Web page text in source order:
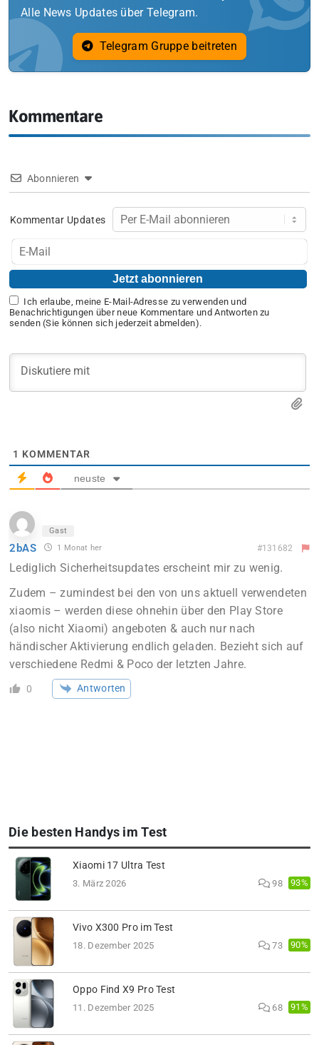
Alle News Updates über Telegram.
Telegram Gruppe beitreten
Kommentare
Abonnieren
Kommentar Updates
Ich erlaube, meine E-Mail-Adresse zu verwenden und
Benachrichtigungen über neue Kommentare und Antworten zu
senden (Sie können sich jederzeit abmelden).
1 KOMMENTAR
neuste
Gast
2bAS 1 Monat her #131682
Lediglich Sicherheitsupdates erscheint mir zu wenig.
Zudem – zumindest bei den von uns aktuell verwendeten
xiaomis – werden diese ohnehin über den Play Store
(also nicht Xiaomi) angeboten & auch nur nach
händischer Aktivierung endlich geladen. Bezieht sich auf
verschiedene Redmi & Poco der letzten Jahre.
0 Antworten
Die besten Handys im Test
Xiaomi 17 Ultra Test
3. März 2026 98 93%
Vivo X300 Pro im Test
18. Dezember 2025 73 90%
Oppo Find X9 Pro Test
11. Dezember 2025 68 91%